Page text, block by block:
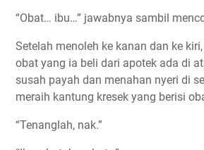
“Obat… ibu…” jawabnya sambil
Setelah menoleh ke kanan dan ke
obat yang ia beli dari apotek ada di
susah payah dan menahan nyeri di
meraih kantung kresek yang berisi
“Tenanglah, nak.”